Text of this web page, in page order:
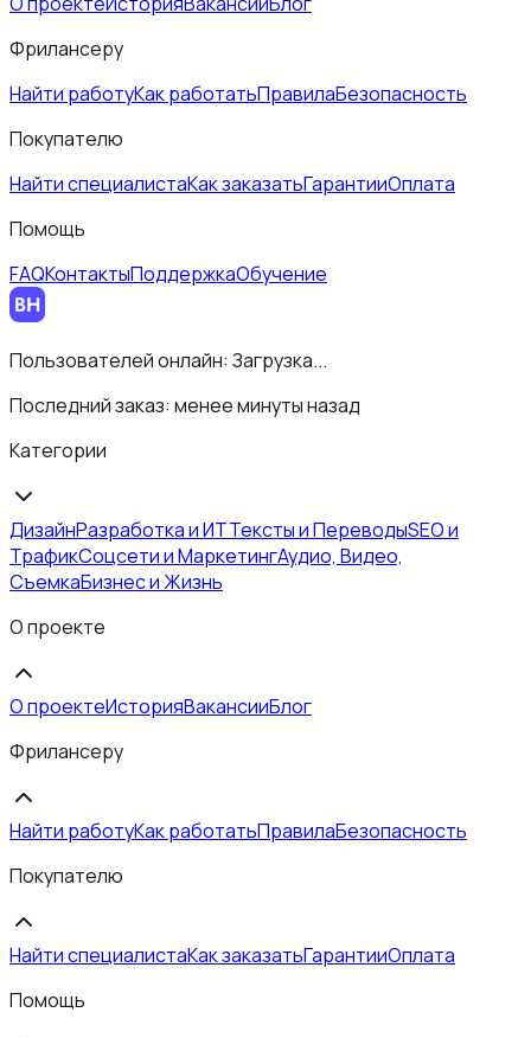
Фрилансеру
Найти работуКак работатьПравилаБезопасность
Покупателю
Найти специалистаКак заказатьГарантииОплата
Помощь
FAQКонтактыПоддержкаОбучение
Пользователей онлайн: Загрузка...
Последний заказ: менее минуты назад
Категории
ДизайнРазработка и ИТТексты и ПереводыSEO и
ТрафикСоцсети и МаркетингАудио, Видео,
СъемкаБизнес и Жизнь
О проекте
О проектеИсторияВакансииБлог
Фрилансеру
Найти работуКак работатьПравилаБезопасность
Покупателю
Найти специалистаКак заказатьГарантииОплата
Помощь